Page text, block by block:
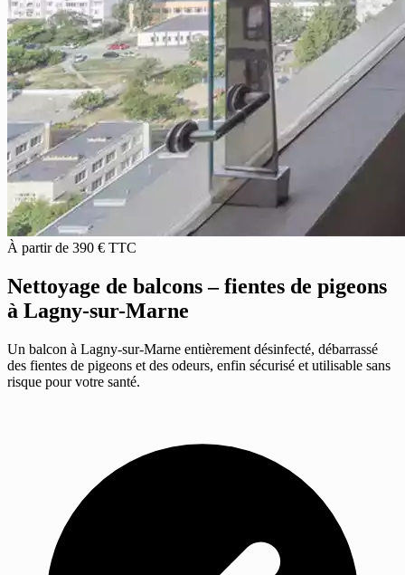
À partir de 390 € TTC
Nettoyage de balcons – fientes de pigeons
à Lagny-sur-Marne
Un balcon à Lagny-sur-Marne entièrement désinfecté, débarrassé
des fientes de pigeons et des odeurs, enfin sécurisé et utilisable sans
risque pour votre santé.